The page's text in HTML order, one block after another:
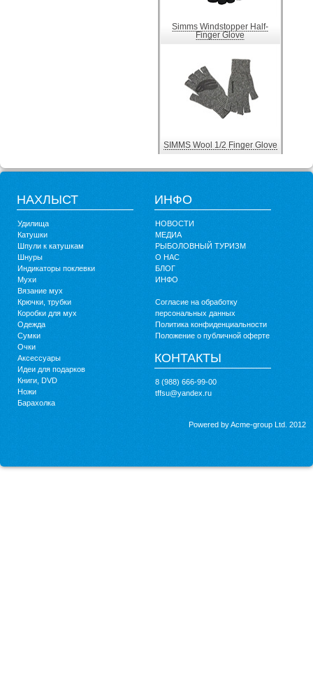
Simms Windstopper Half-
Finger Glove
SIMMS Wool 1/2 Finger Glove
НАХЛЫСТ
Удилища
Катушки
Шпули к катушкам
Шнуры
Индикаторы поклевки
Мухи
Вязание мух
Крючки, трубки
Коробки для мух
Одежда
Сумки
Очки
Аксессуары
Идеи для подарков
Книги, DVD
Ножи
Барахолка
ИНФО
НОВОСТИ
МЕДИА
РЫБОЛОВНЫЙ ТУРИЗМ
О НАС
БЛОГ
ИНФО
Согласие на обработку
персональных данных
Политика конфиденциальности
Положение о публичной оферте
КОНТАКТЫ
8 (988) 666-99-00
tffsu@yandex.ru
Powered by Acme-group Ltd. 2012